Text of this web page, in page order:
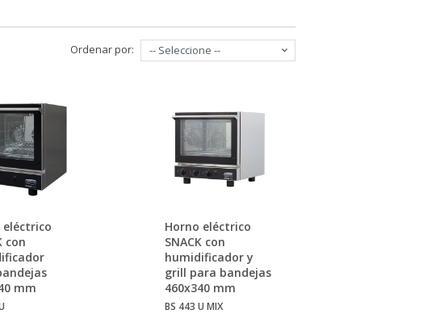
Ordenar por: -- Seleccione --
eléctrico
con
mm
Horno eléctrico
SNACK con
humidificador y
grill para bandejas
460x340 mm
BS 443 U MIX